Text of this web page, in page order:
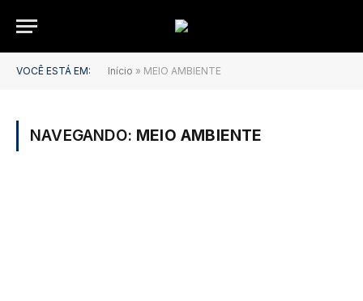
VOCÊ ESTÁ EM: Início » MEIO AMBIENTE
NAVEGANDO: MEIO AMBIENTE